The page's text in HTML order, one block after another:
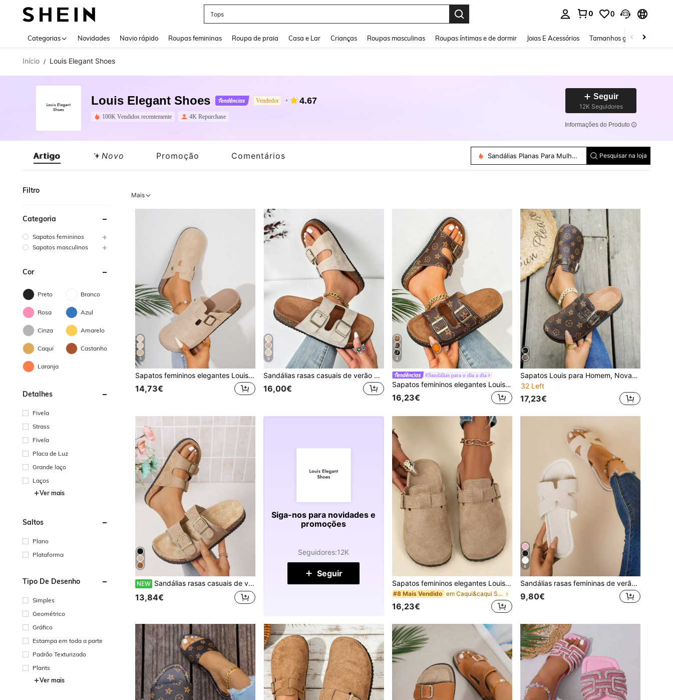
Tops
0 0
Categorias Novidades Navio rápido Roupas femininas Roupa de praia Casa e Lar Crianças Roupas masculinas Roupas íntimas e de dormir Joias E Acessórios Tamanhos grandes
Início / Louis Elegant Shoes
Louis Elegant Shoes Vendedor 4.67
100K Vendidos recentemente 4K Repurchase
Seguir
12K Seguidores
Informações do Produto
Artigo Novo Promoção Comentários
Sandálias Planas Para Mulheres
Chinelos Para Mulheres
Pesquisar na loja
Filtro
Categoria
Sapatos femininos
Sapatos masculinos
Cor
Preto Branco
Rosa Azul
Cinza Amarelo
Caqui Castanho
Laranja
Detalhes
Fivela
Strass
Fivela
Placa de Luz
Grande laço
Laços
Ver mais
Saltos
Plano
Plataforma
Tipo De Desenho
Simples
Geométrico
Gráfico
Estampa em toda a parte
Padrão Texturizado
Plants
Ver mais
Mais
5
Sapatos femininos elegantes Louis, novos chinelos femininos para casa, design de fivela moderno, estampa floral vintage e fofa, chinelos femininos de verão com biqueira redonda e respiráveis, sapatos de praia estilo férias, sandálias femininas elegantes, palmilha de camurça sintética anti-suor e anti-odor, sapatos femininos para casa com biqueira fechada, sola de borracha com textura antiderrapante, adequados para hotéis de férias, interior, praia, casa, apartamento e vários outros cenários, disponíveis em preto, castanho, bege, cáqui, sandálias femininas cáqui que podem ser combinadas com qualquer roupa
14,73€
8
Sandálias rasas casuais de verão para mulher, com fivela metálica decorativa e biqueira aberta, palmilha de camurça com suporte de arco, mule feminino, adequadas para rua, compras, viagens, festas, escritório e outras ocasiões, sandálias bege para mulher, combinam com qualquer roupa, sandálias de verão para mulher
16,00€
4
#Sandálias para o dia a dia
Sapatos femininos elegantes Louis, novas sandálias rasas de verão para mulher, design moderno com fivela, estampa floral vintage e fofa, chinelos femininos de verão com biqueira aberta e redonda, respiráveis, estilo férias, sapatos de praia, sandálias femininas elegantes, palmilha de camurça sintética resistente ao suor e ao odor com suporte de arco, sandálias de verão, sola de borracha com padrão antiderrapante, adequadas para férias, rua de verão, praia, deserto, escritório, apartamento e vários outros cenários, disponíveis em preto, castanho, bege, cáqui, podem ser combinadas com qualquer roupa.
16,23€
Sapatos Louis para Homem, Novas Sandálias Planas de Verão para Homem, Design de Fivela na Moda, Estampa Retrô Fofa, Chinelos Unissexo de Verão com Bico Fechado e Bico Redondo, Sapatos de Praia Estilo Férias, Sandálias Elegantes para Casal, Palmilha de Camurça Sintética Anti-Suor e Anti-Odor com Suporte de Arco, Chinelos de Verão, Sola de Borracha com Textura Antiderrapante, Adequado para Férias, Rua de Verão, Praia, Deserto, Escritório, Apartamento e Vários Outros Cenários, Disponível em Preto, Castanho, Bege, Cáqui, Pode ser Combinado com Qualquer Roupa
32 Left
17,23€
NEW Sandálias rasas casuais de verão para mulher, mule com fivela metálica decorativa, palmilha de camurça com suporte de arco, simples, confortáveis, para praia, adequadas para saídas diárias, bege, bonitas e versáteis
13,84€
Siga-nos para novidades e
promoções
Seguidores:12K
Seguir
Sapatos femininos elegantes Louis, novas sandálias rasas de verão para mulher, design fofo com fivela, chinelos de verão respiráveis de biqueira redonda, sapatos de praia estilo urbano moderno para férias, sandálias femininas elegantes, adequadas para férias, rua de verão, praia, deserto, escritório, casa e outras várias ocasiões, podem ser combinadas com qualquer roupa, sandálias femininas cáqui
#8 Mais Vendido em Caqui&caqui Sandálias para mulheres
16,23€
8
Sandálias rasas femininas de verão novas, minimalistas e confortáveis, design em H, biqueira aberta e quadrada, sandálias de férias adequadas para viagens, praia, rua de verão, festa, hotel e outras ocasiões, sandálias bege que combinam com qualquer roupa, sandálias slide de verão
9,80€